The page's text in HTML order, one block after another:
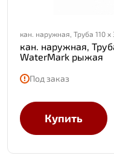
кан. наружная, Труба 110
кан. наружная,
WaterMark рыжая
Под заказ
Купить